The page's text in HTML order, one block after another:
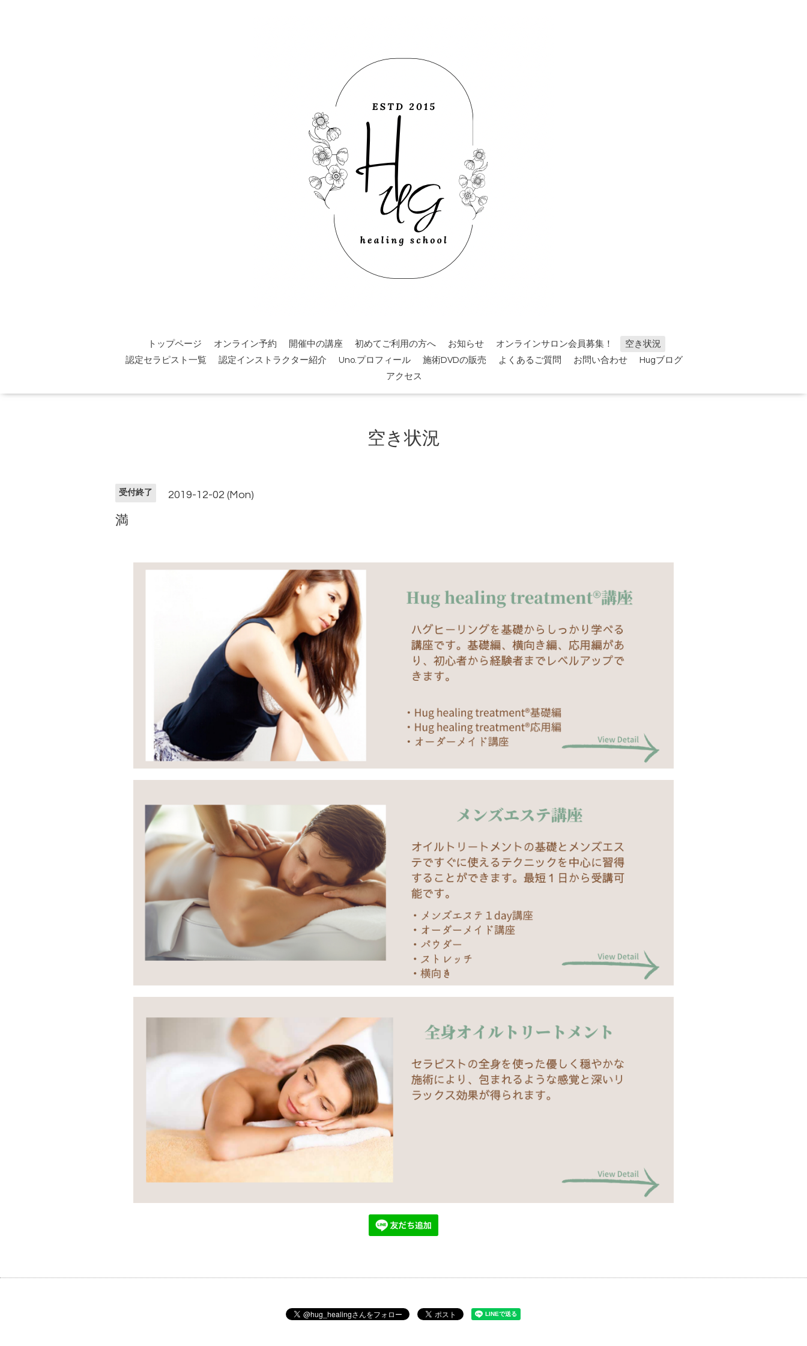
トップページ オンライン予約 開催中の講座 初めてご利用の方へ お知らせ オンラインサロン会員募集！
空き状況
認定セラピスト一覧
認定インストラクター紹介 Uno.プロフィール 施術DVDの販売 よくあるご質問 お問い合わせ
Hugブログ
アクセス
空き状況
受付終了 2019-12-02 (Mon)
満